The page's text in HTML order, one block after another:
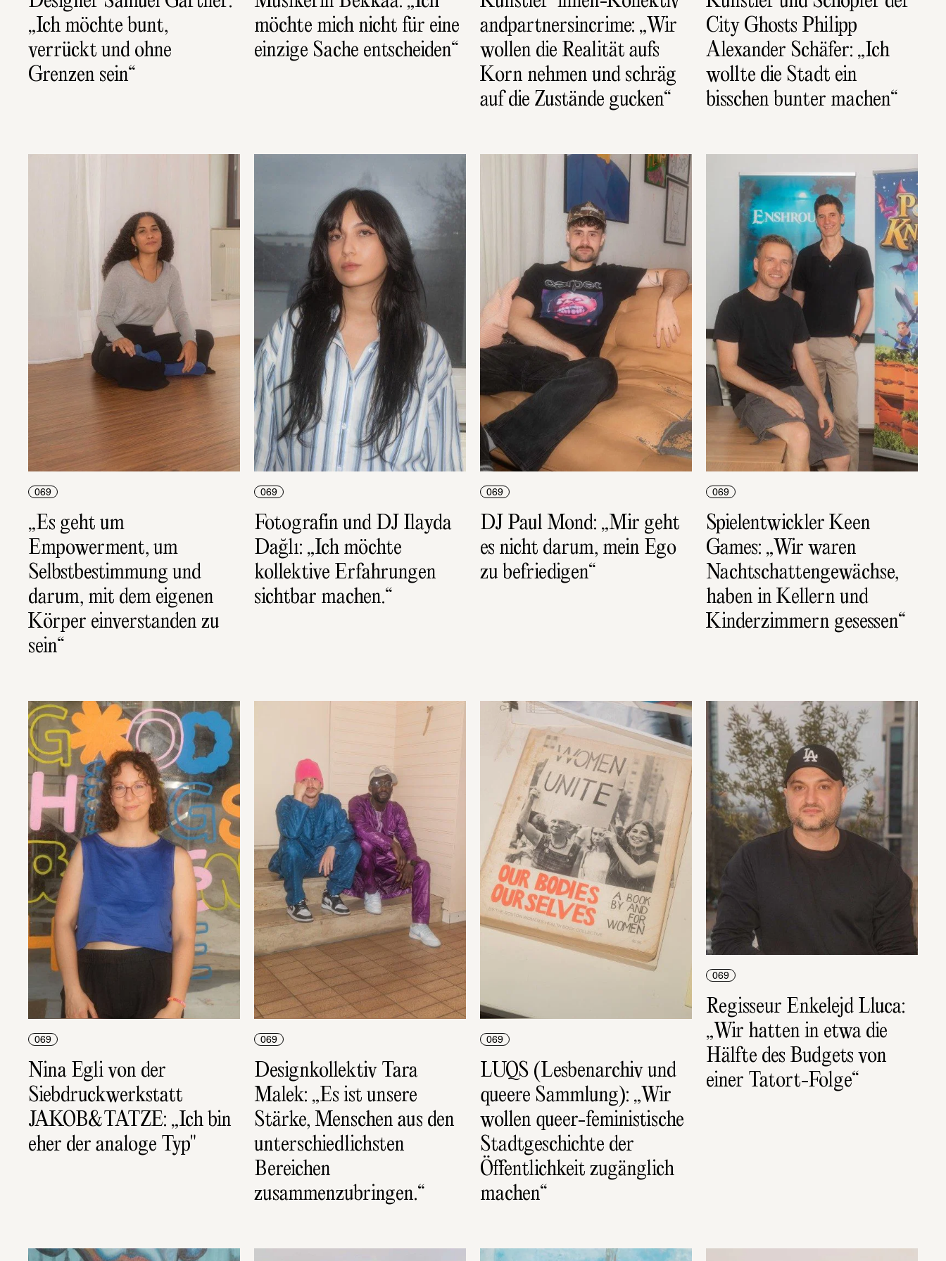
„Ich möchte bunt,
verrückt und ohne
Grenzen sein“
möchte mich nicht für eine
einzige Sache entscheiden“
andpartnersincrime: „Wir
wollen die Realität aufs
Korn nehmen und schräg
auf die Zustände gucken“
City Ghosts Philipp
Alexander Schäfer: „Ich
wollte die Stadt ein
bisschen bunter machen“
069
„Es geht um
Empowerment, um
Selbstbestimmung und
darum, mit dem eigenen
Körper einverstanden zu
sein“
069
Fotografin und DJ Ilayda
Dağlı: „Ich möchte
kollektive Erfahrungen
sichtbar machen.“
069
DJ Paul Mond: „Mir geht
es nicht darum, mein Ego
zu befriedigen“
069
Spielentwickler Keen
Games: „Wir waren
Nachtschattengewächse,
haben in Kellern und
Kinderzimmern gesessen“
069
Nina Egli von der
Siebdruckwerkstatt
JAKOB&TATZE: „Ich bin
eher der analoge Typ"
069
Designkollektiv Tara
Malek: „Es ist unsere
Stärke, Menschen aus den
unterschiedlichsten
Bereichen
zusammenzubringen.“
069
LUQS (Lesbenarchiv und
queere Sammlung): „Wir
wollen queer-feministische
Stadtgeschichte der
Öffentlichkeit zugänglich
machen“
069
Regisseur Enkelejd Lluca:
„Wir hatten in etwa die
Hälfte des Budgets von
einer Tatort-Folge“